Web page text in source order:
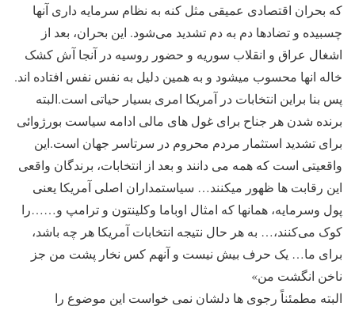
که بحران اقتصادی عمیقی مثل کنه به نظام سرمایه داری آنها
چسبیده و تضادها دم به دم تشدید می‌شود. این بحران، بعد از
اشغال عراق و انقلاب سوریه و حضور روسیه در آنجا آش کشک
خاله انها محسوب میشود و به همین دلیل به نفس نفس افتاده اند.
پس بنا براین انتخابات در آمریکا امری بسیار حیاتی است.البته
برنده شدن هر جناح برای غول های مالى ادامه سیاست بورژوائی
برای تشدید استثمار مردم محروم در سرتاسر جهان است.این
واقعیتى است که همه می دانند و بعد از انتخابات، برندگان واقعی
این رقابت ها ظهور میکنند… سیاستمداران اصلی آمریکا یعنی
پول وسرمایه، همانها که امثال اوباما وکلینتون و ترامپ و……را
کوک می‌کنند،… به هر حال نتیجه انتخابات آمریکا هر چه باشد،
برای ما… یک حرف بیش نیست و آنهم کس نخار پشت من جز
ناخن انگشت من»
البته مطمئناً رجوی ها دلشان نمی خواست این موضوع را